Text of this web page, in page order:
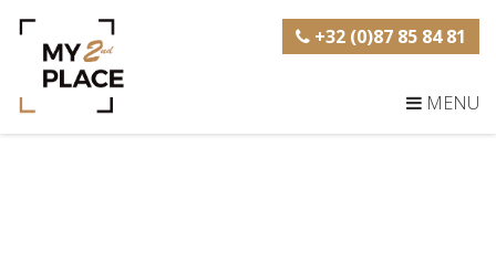
+32 (0)87 85 84 81
MENU